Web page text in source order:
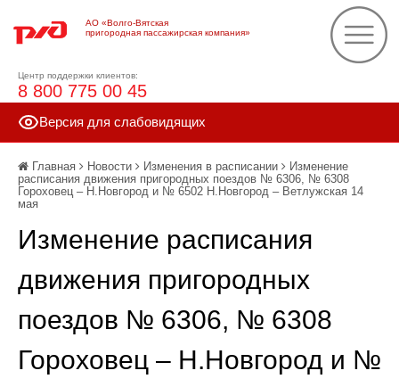
АО «Волго-Вятская
пригородная пассажирская компания»
Центр поддержки клиентов:
8 800 775 00 45
Версия для слабовидящих
Главная Новости Изменения в расписании
Изменение
расписания движения пригородных поездов № 6306, № 6308
Гороховец – Н.Новгород и № 6502 Н.Новгород – Ветлужская 14
мая
Изменение расписания
движения пригородных
поездов № 6306, № 6308
Гороховец – Н.Новгород и №